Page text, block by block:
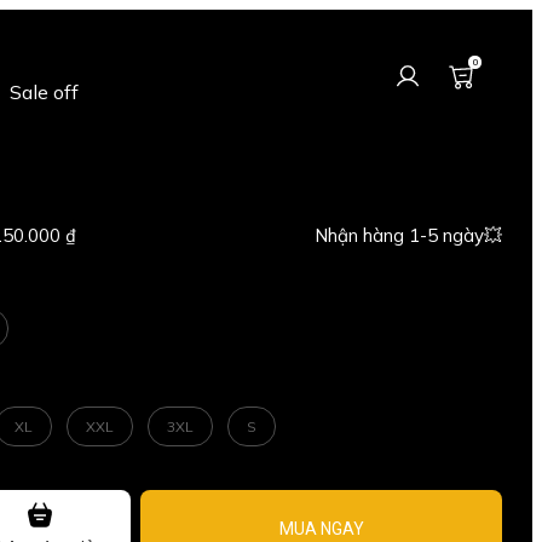
0
Sale off
XL XXL 3XL S
MUA NGAY
₫ Nhận hàng 1-5 ngày💥